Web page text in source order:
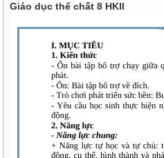
Giáo dục thể chất 8 HKII